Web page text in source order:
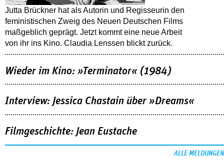
Jutta Brückner hat als Autorin und Regisseurin den
feministischen Zweig des Neuen Deutschen Films
maßgeblich geprägt. Jetzt kommt eine neue Arbeit
von ihr ins Kino. Claudia Lenssen blickt zurück.
Wieder im Kino: »Terminator« (1984)
Interview: Jessica Chastain über »Dreams«
Filmgeschichte: Jean Eustache
ALLE MELDUNGEN